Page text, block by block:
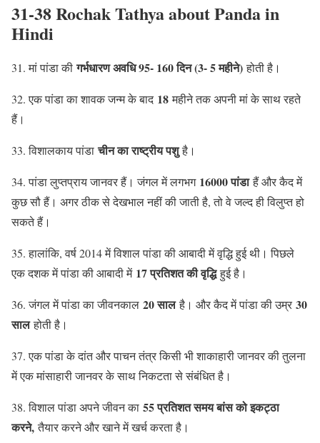
31-38 Rochak Tathya about Panda in
Hindi
31. मां पांडा कीगर्भधारण अवधि 95- 160 दिन (3- 5 महीने)होती है।
32. एक पांडा का शावक जन्म के बाद 18महीने तक अपनी मां के साथ रहते
हैं।
33. विशालकाय पांडाचीन का राष्ट्रीय पशुहै।
34. पांडा लुप्तप्राय जानवर हैं। जंगल में लगभग 16000 पांडाहैं और कैद में
कुछ सौ हैं। अगर ठीक से देखभाल नहीं की जाती है, तो वे जल्द ही विलुप्त हो
सकते हैं।
35. हालांकि, वर्ष 2014 में विशाल पांडा की आबादी में वृद्धि हुई थी। पिछले
एक दशक में पांडा की आबादी में 17 प्रतिशत की वृद्धिहुई है।
36. जंगल में पांडा का जीवनकाल 20 सालहै। और कैद में पांडा की उम्र 30
सालहोती है।
37. एक पांडा के दांत और पाचन तंत्र किसी भी शाकाहारी जानवर की तुलना
में एक मांसाहारी जानवर के साथ निकटता से संबंधित है।
38. विशाल पांडा अपने जीवन का 55 प्रतिशत समय बांस को इकट्ठा
करने,तैयार करने और खाने में खर्च करता है।